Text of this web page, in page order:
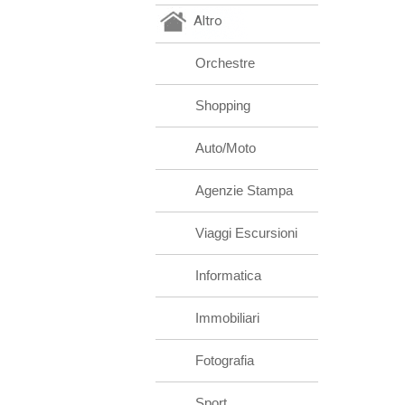
Altro
Orchestre
Shopping
Auto/Moto
Agenzie Stampa
Viaggi Escursioni
Informatica
Immobiliari
Fotografia